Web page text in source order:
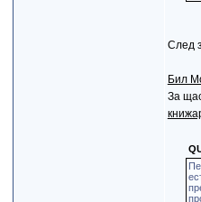
След
Бил
За